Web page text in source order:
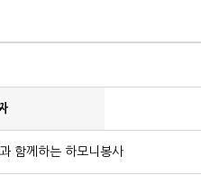
함께하는 하모니봉사